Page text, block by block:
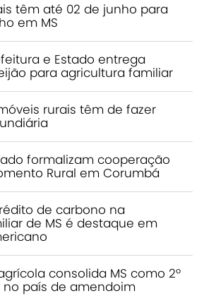
têm até 02 de junho para
em MS
e Estado entrega
para agricultura familiar
rurais têm de fazer
formalizam cooperação
Rural em Corumbá
de carbono na
de MS é destaque em
consolida MS como 2º
país de amendoim